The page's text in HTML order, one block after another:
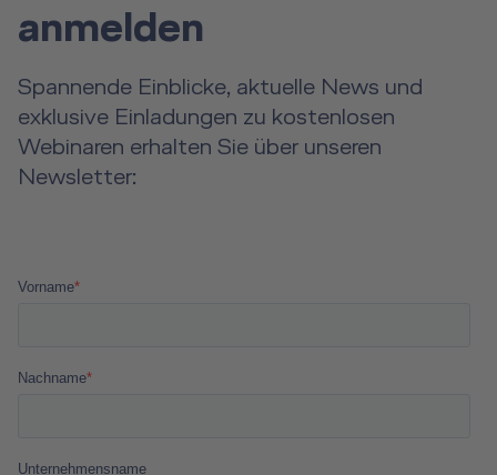
anmelden
Spannende Einblicke, aktuelle News und
exklusive Einladungen zu kostenlosen
Webinaren erhalten Sie über unseren
Newsletter: